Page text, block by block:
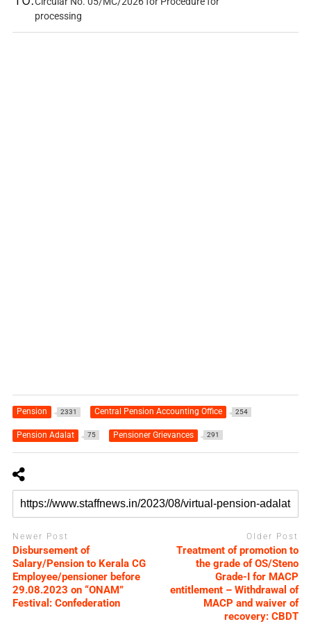
processing
Pension 2331 Central Pension Accounting Office 254
Pension Adalat 75 Pensioner Grievances 291
Newer Post
Disbursement of
Salary/Pension to Kerala CG
Employee/pensioner before
29.08.2023 on “ONAM”
Festival: Confederation
Older Post
Treatment of promotion to
the grade of OS/Steno
Grade-I for MACP
entitlement – Withdrawal of
MACP and waiver of
recovery: CBDT